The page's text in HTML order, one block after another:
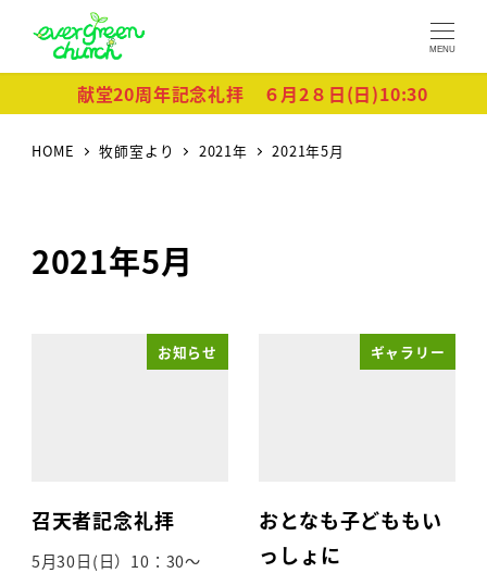
MENU
献堂20周年記念礼拝 ６月2８日(日)10:30
HOME 牧師室より 2021年 2021年5月
2021年5月
お知らせ
召天者記念礼拝
5月30日(日）10：30～
ギャラリー
おとなも子どももい
っしょに